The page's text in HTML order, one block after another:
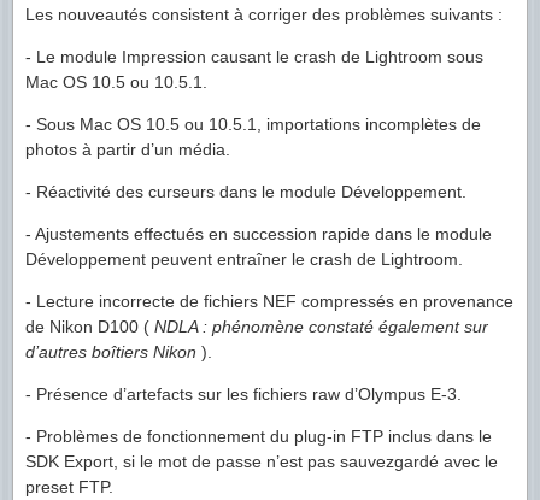
Les nouveautés consistent à corriger des problèmes suivants :
- Le module Impression causant le crash de Lightroom sous
Mac OS 10.5 ou 10.5.1.
- Sous Mac OS 10.5 ou 10.5.1, importations incomplètes de
photos à partir d’un média.
- Réactivité des curseurs dans le module Développement.
- Ajustements effectués en succession rapide dans le module
Développement peuvent entraîner le crash de Lightroom.
- Lecture incorrecte de fichiers NEF compressés en provenance
de Nikon D100 ( NDLA : phénomène constaté également sur
d’autres boîtiers Nikon ).
- Présence d’artefacts sur les fichiers raw d’Olympus E-3.
- Problèmes de fonctionnement du plug-in FTP inclus dans le
SDK Export, si le mot de passe n’est pas sauvezgardé avec le
preset FTP.